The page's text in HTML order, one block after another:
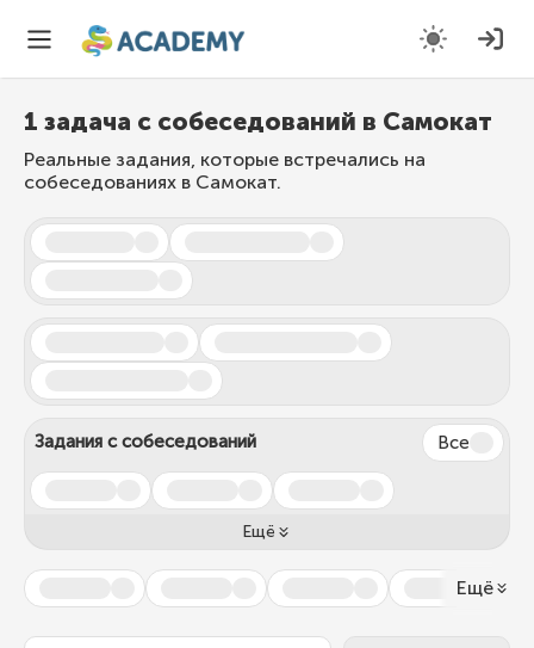
1 задача с собеседований в Самокат
Реальные задания, которые встречались на
собеседованиях в Самокат.
Задания с собеседований Все
Ещё
Ещё